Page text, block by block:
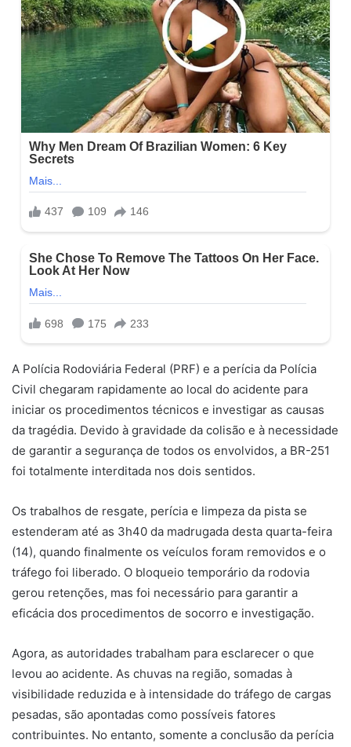
A Polícia Rodoviária Federal (PRF) e a perícia da Polícia
Civil chegaram rapidamente ao local do acidente para
iniciar os procedimentos técnicos e investigar as causas
da tragédia. Devido à gravidade da colisão e à necessidade
de garantir a segurança de todos os envolvidos, a BR-251
foi totalmente interditada nos dois sentidos.
Os trabalhos de resgate, perícia e limpeza da pista se
estenderam até as 3h40 da madrugada desta quarta-feira
(14), quando finalmente os veículos foram removidos e o
tráfego foi liberado. O bloqueio temporário da rodovia
gerou retenções, mas foi necessário para garantir a
eficácia dos procedimentos de socorro e investigação.
Agora, as autoridades trabalham para esclarecer o que
levou ao acidente. As chuvas na região, somadas à
visibilidade reduzida e à intensidade do tráfego de cargas
pesadas, são apontadas como possíveis fatores
contribuintes. No entanto, somente a conclusão da perícia